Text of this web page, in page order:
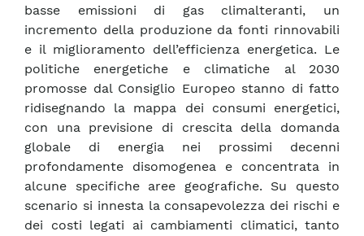
basse emissioni di gas climalteranti, un
incremento della produzione da fonti rinnovabili
e il miglioramento dell’efficienza energetica. Le
politiche energetiche e climatiche al 2030
promosse dal Consiglio Europeo stanno di fatto
ridisegnando la mappa dei consumi energetici,
con una previsione di crescita della domanda
globale di energia nei prossimi decenni
profondamente disomogenea e concentrata in
alcune specifiche aree geografiche. Su questo
scenario si innesta la consapevolezza dei rischi e
dei costi legati ai cambiamenti climatici, tanto